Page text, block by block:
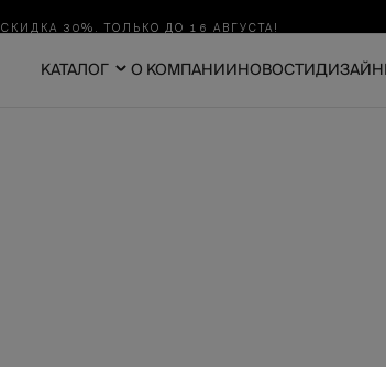
СКИДКА 30%. ТОЛЬКО ДО 16 АВГУСТА!
КАТАЛОГ О КОМПАНИИНОВОСТИ